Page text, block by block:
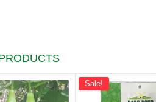
Sale!